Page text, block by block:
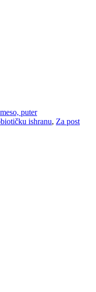
puter
ishranu, Za post